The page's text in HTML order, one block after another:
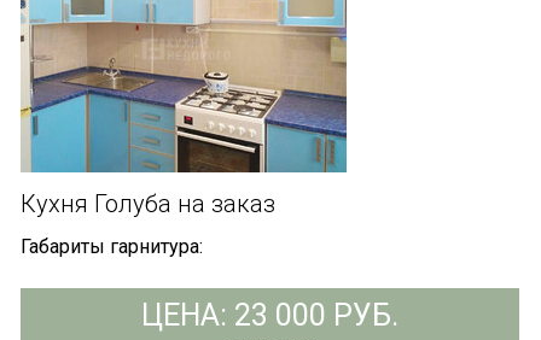
Кухня Голуба на заказ
Габариты гарнитура:
ЦЕНА: 23 000 РУБ.